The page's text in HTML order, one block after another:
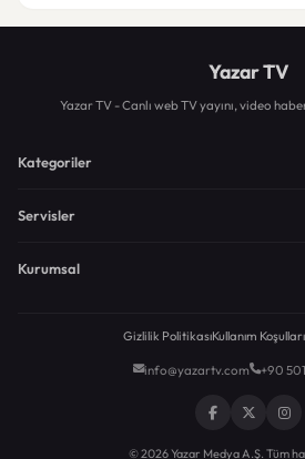
Yazar TV
Yazar TV - Canlı web TV yayını, video
Kategoriler
Servisler
Kurumsal
Gizlilik PolitikasıKullanım Koşulları
info@yazartv.com +90
© 2026 Yazar Medya A.Ş. Tüm